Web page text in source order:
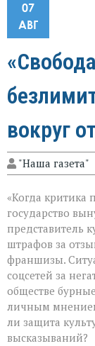
07
АВГ
вокруг
"Наша газета"
«Когда критика
государство
представитель
штрафов за
франшизы.
соцсетей за
обществе
личным
ли защита
высказываний?